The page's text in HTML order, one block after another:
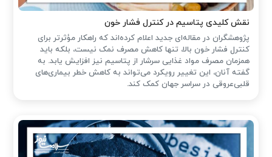
نقش کلیدی پتاسیم در کنترل فشار خون
پژوهشگران در مقاله‌ای جدید اعلام کرده‌اند که راهکار مؤثرتر برای
کنترل فشار خون بالا، تنها کاهش مصرف نمک نیست، بلکه باید
همزمان مصرف مواد غذایی سرشار از پتاسیم نیز افزایش یابد. به
گفته آنان، این تغییر رویکرد می‌تواند به کاهش خطر بیماری‌های
قلبی‌عروقی در سراسر جهان کمک کند.